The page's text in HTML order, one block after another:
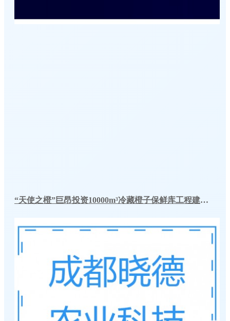
“天使之橙”巨昂投资10000m³冷藏橙子保鲜库工程建造方案